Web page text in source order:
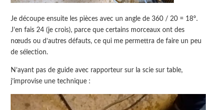
Je découpe ensuite les pièces avec un angle de 360 / 20 = 18°.
J’en fais 24 (je crois), parce que certains morceaux ont des
nœuds ou d’autres défauts, ce qui me permettra de faire un peu
de sélection.
N’ayant pas de guide avec rapporteur sur la scie sur table,
j’improvise une technique :